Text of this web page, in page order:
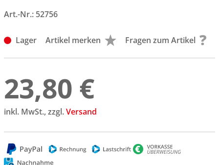
Art.-Nr.: 52756
Lager Artikel merken Fragen zum Artikel
23,80 €
inkl. MwSt., zzgl.Versand